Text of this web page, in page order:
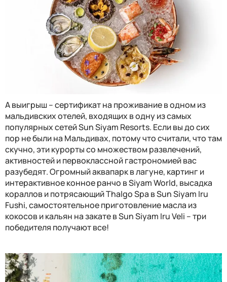
А выигрыш – сертификат на проживание в одном из
мальдивских отелей, входящих в одну из самых
популярных сетейSun Siyam Resorts. Если вы до сих
пор не были на Мальдивах, потому что считали, что там
скучно, эти курорты со множеством развлечений,
активностей и первоклассной гастрономией вас
разубедят. Огромный аквапарк в лагуне, картинг и
интерактивное конное ранчо вSiyam World, высадка
кораллов и потрясающийThalgo Spa вSun Siyam Iru
Fushi, самостоятельное приготовление масла из
кокосов и кальян на закате вSun Siyam Iru Veli – три
победителя получают все!